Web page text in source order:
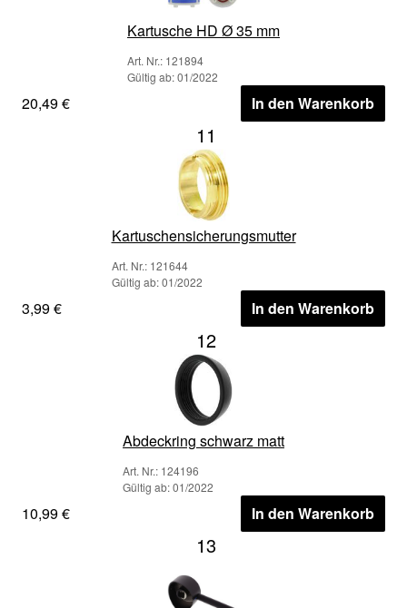
Kartusche HD Ø 35 mm
Art. Nr.: 121894
Gültig ab: 01/2022
20,49 € In den Warenkorb
11
Kartuschensicherungsmutter
Art. Nr.: 121644
Gültig ab: 01/2022
3,99 € In den Warenkorb
12
Abdeckring schwarz matt
Art. Nr.: 124196
Gültig ab: 01/2022
10,99 € In den Warenkorb
13